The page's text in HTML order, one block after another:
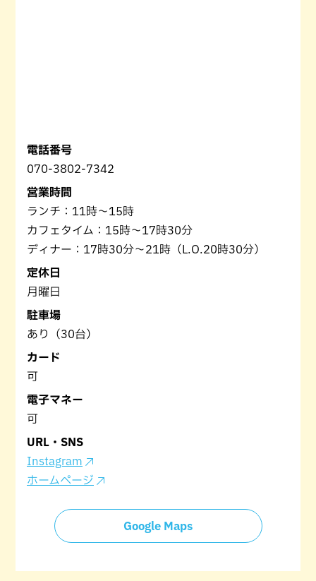
電話番号
070-3802-7342
営業時間
ランチ：11時～15時
カフェタイム：15時～17時30分
ディナー：17時30分～21時（L.O.20時30分）
定休日
月曜日
駐車場
あり（30台）
カード
可
電子マネー
可
URL・SNS
Instagram
ホームページ
Google Maps